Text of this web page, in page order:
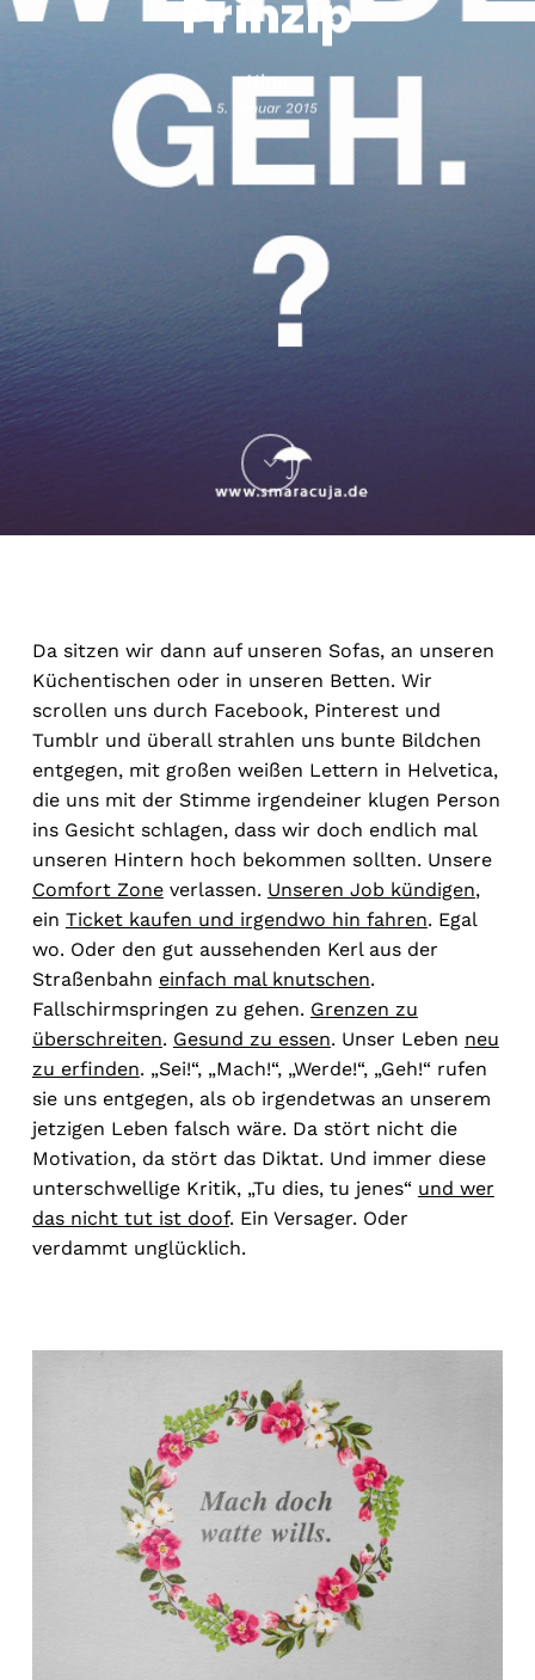
Prinzip
Nina
5. Januar 2015
Da sitzen wir dann auf unseren Sofas, an unseren
Küchentischen oder in unseren Betten. Wir
scrollen uns durch Facebook, Pinterest und
Tumblr und überall strahlen uns bunte Bildchen
entgegen, mit großen weißen Lettern in Helvetica,
die uns mit der Stimme irgendeiner klugen Person
ins Gesicht schlagen, dass wir doch endlich mal
unseren Hintern hoch bekommen sollten. Unsere
Comfort Zoneverlassen. Unseren Job kündigen,
ein Ticket kaufen und irgendwo hin fahren. Egal
wo. Oder den gut aussehenden Kerl aus der
Straßenbahn einfach mal knutschen.
Fallschirmspringen zu gehen. Grenzen zu
überschreiten. Gesund zu essen. Unser Leben neu
zu erfinden. „Sei!“, „Mach!“, „Werde!“, „Geh!“ rufen
sie uns entgegen, als ob irgendetwas an unserem
jetzigen Leben falsch wäre. Da stört nicht die
Motivation, da stört das Diktat. Und immer diese
unterschwellige Kritik, „Tu dies, tu jenes“ und wer
das nicht tut ist doof. Ein Versager. Oder
verdammt unglücklich.